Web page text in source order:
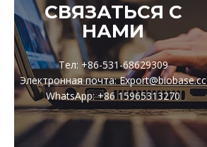
СВЯЗАТЬСЯ С
НАМИ
Тел: +86-531-68629309
Электронная почта: Export@biobase.cc
WhatsApp: +86 15965313270